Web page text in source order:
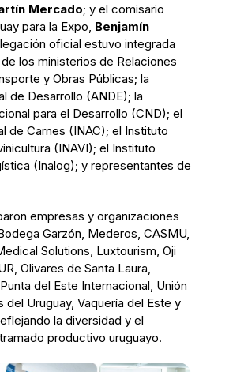
Mercado; y el comisario
para la Expo, Benjamín
oficial estuvo integrada
los ministerios de Relaciones
y Obras Públicas; la
de Desarrollo (ANDE); la
para el Desarrollo (CND); el
de Carnes (INAC); el Instituto
(INAVI); el Instituto
(Inalog); y representantes de
empresas y organizaciones
Garzón, Mederos, CASMU,
Solutions, Luxtourism, Oji
Olivares de Santa Laura,
del Este Internacional, Unión
del Uruguay, Vaquería del Este y
la diversidad y el
productivo uruguayo.